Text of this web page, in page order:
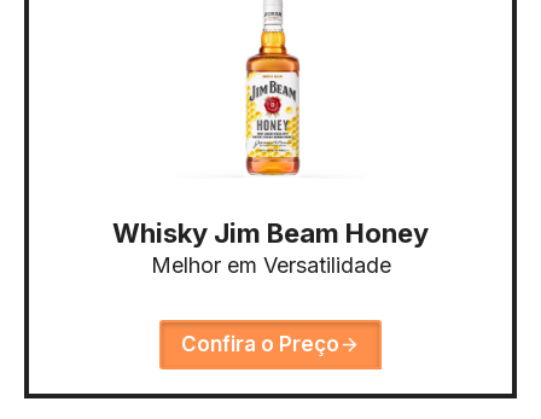
Whisky Jim Beam Honey
Melhor em Versatilidade
Confira o Preço